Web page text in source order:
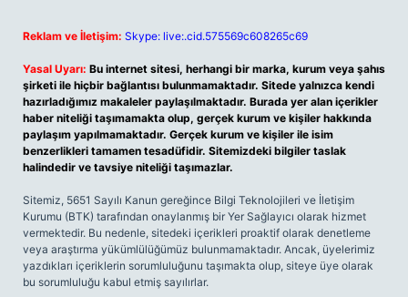
Reklam ve İletişim: Skype: live:.cid.575569c608265c69
Yasal Uyarı: Bu internet sitesi, herhangi bir marka, kurum veya şahıs
şirketi ile hiçbir bağlantısı bulunmamaktadır. Sitede yalnızca kendi
hazırladığımız makaleler paylaşılmaktadır. Burada yer alan içerikler
haber niteliği taşımamakta olup, gerçek kurum ve kişiler hakkında
paylaşım yapılmamaktadır. Gerçek kurum ve kişiler ile isim
benzerlikleri tamamen tesadüfidir. Sitemizdeki bilgiler taslak
halindedir ve tavsiye niteliği taşımazlar.
Sitemiz, 5651 Sayılı Kanun gereğince Bilgi Teknolojileri ve İletişim
Kurumu (BTK) tarafından onaylanmış bir Yer Sağlayıcı olarak hizmet
vermektedir. Bu nedenle, sitedeki içerikleri proaktif olarak denetleme
veya araştırma yükümlülüğümüz bulunmamaktadır. Ancak, üyelerimiz
yazdıkları içeriklerin sorumluluğunu taşımakta olup, siteye üye olarak
bu sorumluluğu kabul etmiş sayılırlar.